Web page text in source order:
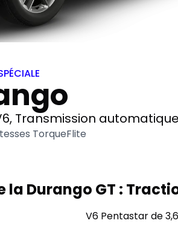
Transmission automatique
TorqueFlite
Durango GT :
V6 Pentastar de